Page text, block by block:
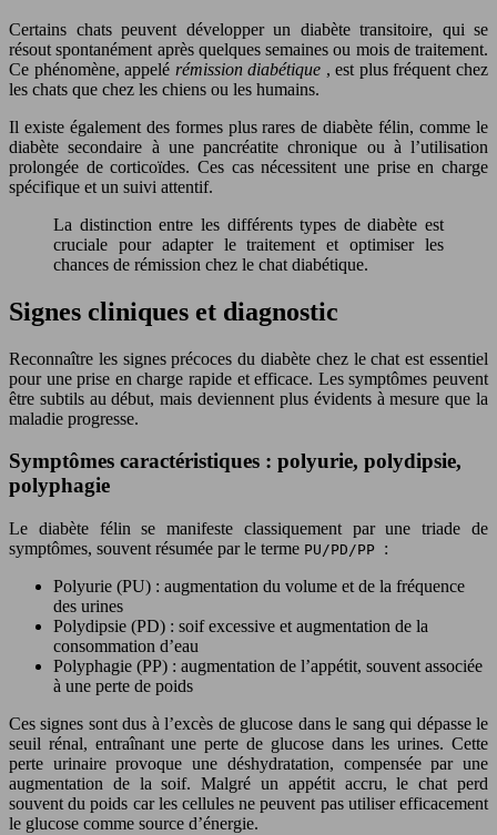
Certains chats peuvent développer un diabète transitoire, qui se
résout spontanément après quelques semaines ou mois de traitement.
Ce phénomène, appelé rémission diabétique , est plus fréquent chez
les chats que chez les chiens ou les humains.
Il existe également des formes plus rares de diabète félin, comme le
diabète secondaire à une pancréatite chronique ou à l’utilisation
prolongée de corticoïdes. Ces cas nécessitent une prise en charge
spécifique et un suivi attentif.
La distinction entre les différents types de diabète est
cruciale pour adapter le traitement et optimiser les
chances de rémission chez le chat diabétique.
Signes cliniques et diagnostic
Reconnaître les signes précoces du diabète chez le chat est essentiel
pour une prise en charge rapide et efficace. Les symptômes peuvent
être subtils au début, mais deviennent plus évidents à mesure que la
maladie progresse.
Symptômes caractéristiques : polyurie, polydipsie,
polyphagie
Le diabète félin se manifeste classiquement par une triade de
symptômes, souvent résumée par le terme PU/PD/PP :
Polyurie (PU) : augmentation du volume et de la fréquence
des urines
Polydipsie (PD) : soif excessive et augmentation de la
consommation d’eau
Polyphagie (PP) : augmentation de l’appétit, souvent associée
à une perte de poids
Ces signes sont dus à l’excès de glucose dans le sang qui dépasse le
seuil rénal, entraînant une perte de glucose dans les urines. Cette
perte urinaire provoque une déshydratation, compensée par une
augmentation de la soif. Malgré un appétit accru, le chat perd
souvent du poids car les cellules ne peuvent pas utiliser efficacement
le glucose comme source d’énergie.